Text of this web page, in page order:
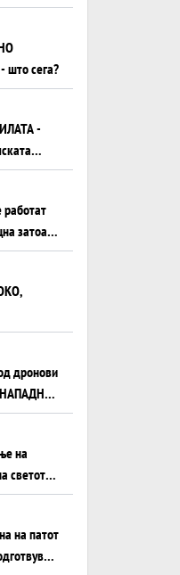
што сега?
-
до
затоа
ГИ
дронови
на
светот:
на патот